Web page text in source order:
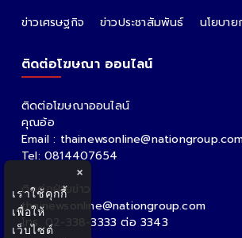
ข่าวเศรษฐกิจ
ข่าวประชาสัมพันธ์ นโยบาย
ติดต่อโฆษณา ออนไลน์
ติดต่อโฆษณาออนไลน์
คุณอ้อ
Email :
Tel: 0814407654
ติดต่อฝ่ายข่าว
thainewsonline@nationgroup.com
โทร. 02-338-3333 ต่อ 3343
×
เราใช้คุกกี้
เพื่อให้
เว็บไซต์